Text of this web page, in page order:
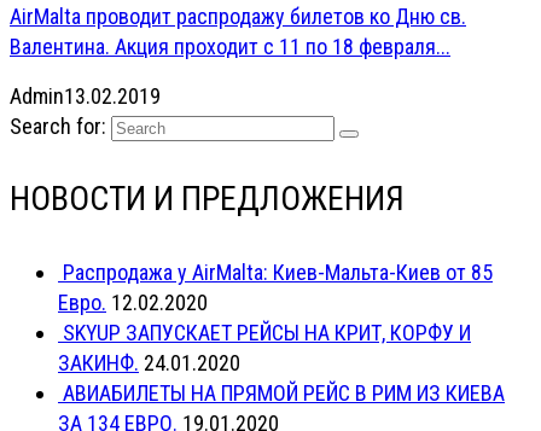
AirMalta проводит распродажу билетов ко Дню св.
Валентина. Акция проходит с 11 по 18 февраля...
Admin13.02.2019
Search for:
НОВОСТИ И ПРЕДЛОЖЕНИЯ
Распродажа у AirMalta: Киев-Мальта-Киев от 85
Евро. 12.02.2020
SKYUP ЗАПУСКАЕТ РЕЙСЫ НА КРИТ, КОРФУ И
ЗАКИНФ. 24.01.2020
АВИАБИЛЕТЫ НА ПРЯМОЙ РЕЙС В РИМ ИЗ КИЕВА
ЗА 134 ЕВРО. 19.01.2020